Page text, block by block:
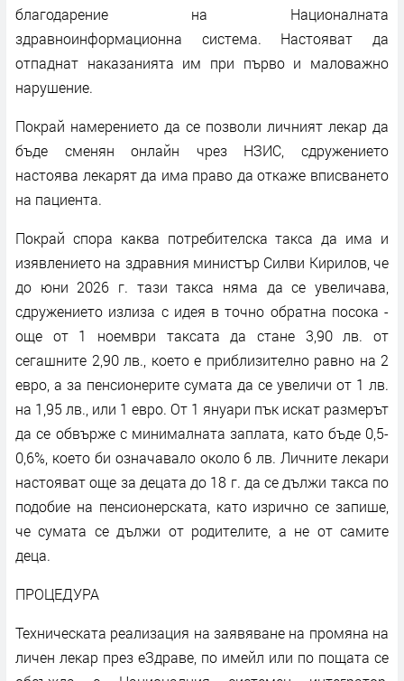
благодарение на Националната
здравноинформационна система. Настояват да
отпаднат наказанията им при първо и маловажно
нарушение.
Покрай намерението да се позволи личният лекар да
бъде сменян онлайн чрез НЗИС, сдружението
настоява лекарят да има право да откаже вписването
на пациента.
Покрай спора каква потребителска такса да има и
изявлението на здравния министър Силви Кирилов, че
до юни 2026 г. тази такса няма да се увеличава,
сдружението излиза с идея в точно обратна посока -
още от 1 ноември таксата да стане 3,90 лв. от
сегашните 2,90 лв., което е приблизително равно на 2
евро, а за пенсионерите сумата да се увеличи от 1 лв.
на 1,95 лв., или 1 евро. От 1 януари пък искат размерът
да се обвърже с минималната заплата, като бъде 0,5-
0,6%, което би означавало около 6 лв. Личните лекари
настояват още за децата до 18 г. да се дължи такса по
подобие на пенсионерската, като изрично се запише,
че сумата се дължи от родителите, а не от самите
деца.
ПРОЦЕДУРА
Техническата реализация на заявяване на промяна на
личен лекар през еЗдраве, по имейл или по пощата се